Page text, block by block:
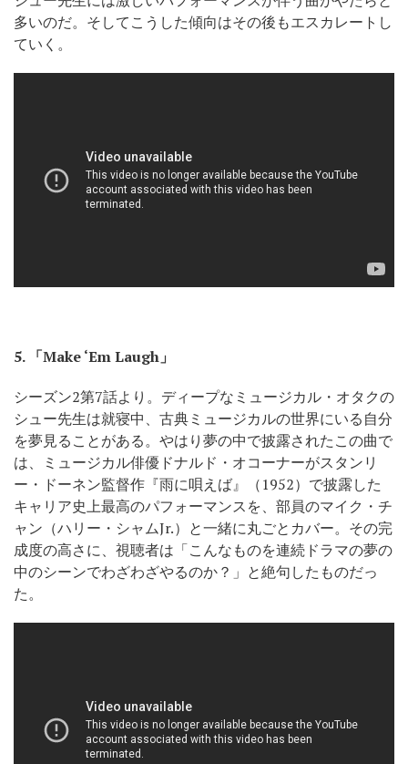
多いのだ。そしてこうした傾向はその後もエスカレートし
ていく。
5.「Make ‘Em Laugh」
シーズン2第7話より。ディープなミュージカル・オタクの
シュー先生は就寝中、古典ミュージカルの世界にいる自分
を夢見ることがある。やはり夢の中で披露されたこの曲で
は、ミュージカル俳優ドナルド・オコーナーがスタンリ
ー・ドーネン監督作『雨に唄えば』（1952）で披露した
キャリア史上最高のパフォーマンスを、部員のマイク・チ
ャン（ハリー・シャムJr.）と一緒に丸ごとカバー。その完
成度の高さに、視聴者は「こんなものを連続ドラマの夢の
中のシーンでわざわざやるのか？」と絶句したものだっ
た。